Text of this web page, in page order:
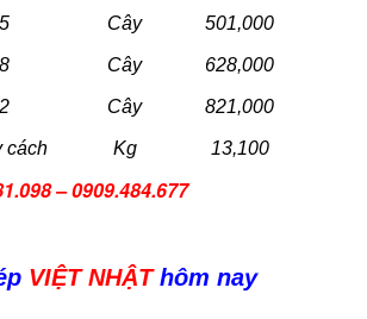
Cây 501,000
Cây 628,000
Cây 821,000
cách Kg 13,100
– 0909.484.677
VIỆT NHẬThôm nay